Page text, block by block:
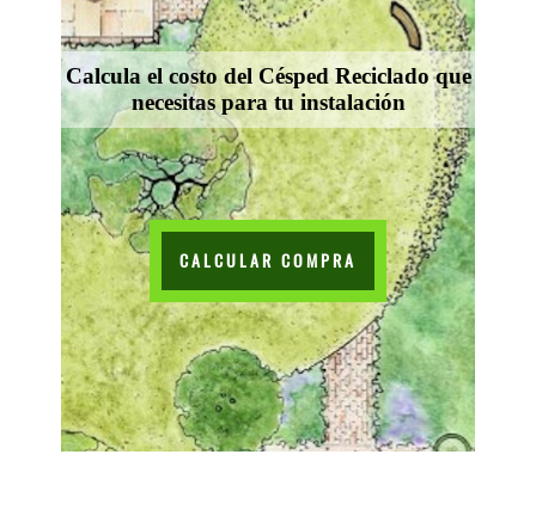
Calcula el costo del Césped Reciclado que
necesitas para tu instalación
CALCULAR COMPRA